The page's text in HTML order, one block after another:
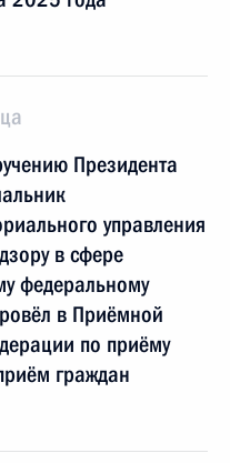
Президента
управления
в сфере
федеральному
в Приёмной
по приёму
граждан